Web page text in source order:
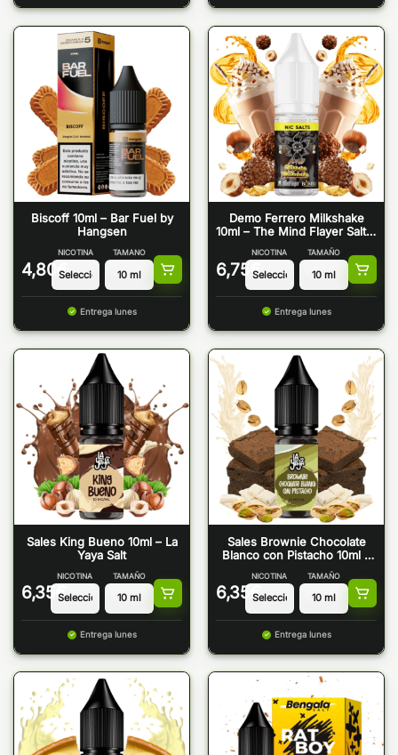
Biscoff 10ml – Bar Fuel by
Hangsen
4,80 €
NICOTINA TAMANO
Entrega lunes
Demo Ferrero Milkshake
10ml – The Mind Flayer Salt &
6,75 €
NICOTINA TAMAÑO
Entrega lunes
Sales King Bueno 10ml – La
Yaya Salt
6,35 €
NICOTINA TAMAÑO
Entrega lunes
Sales Brownie Chocolate
Blanco con Pistacho 10ml –
6,35 €
NICOTINA TAMAÑO
Entrega lunes